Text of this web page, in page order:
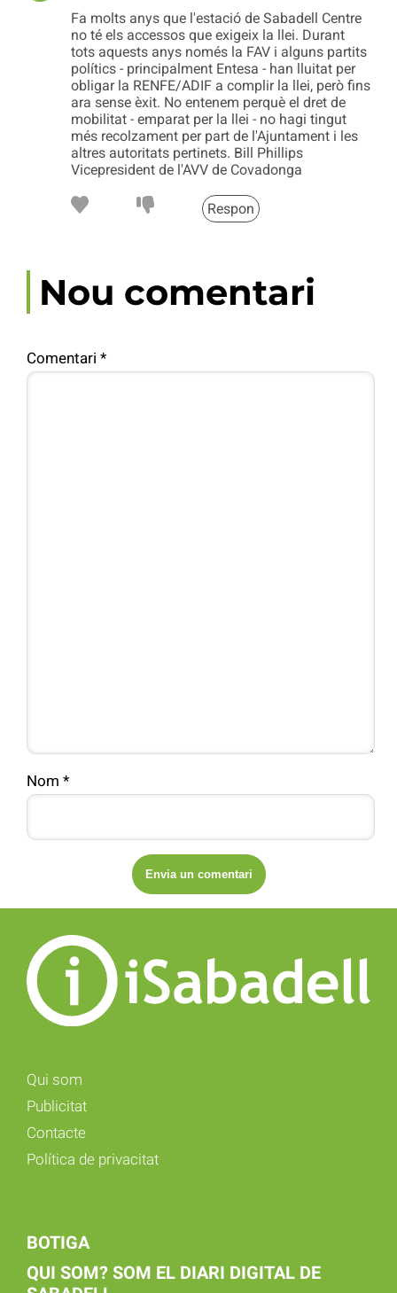
Fa molts anys que l'estació de Sabadell Centre
no té els accessos que exigeix la llei. Durant
tots aquests anys només la FAV i alguns partits
polítics - principalment Entesa - han lluitat per
obligar la RENFE/ADIF a complir la llei, però fins
ara sense èxit. No entenem perquè el dret de
mobilitat - emparat per la llei - no hagi tingut
més recolzament per part de l'Ajuntament i les
altres autoritats pertinets. Bill Phillips
Vicepresident de l'AVV de Covadonga
Respon
Nou comentari
Comentari *
Nom *
Qui som
Publicitat
Contacte
Política de privacitat
BOTIGA
QUI SOM? SOM EL DIARI DIGITAL DE